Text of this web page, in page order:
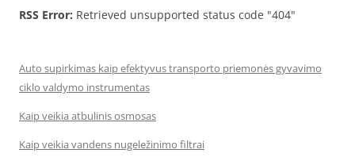
RSS Error: Retrieved unsupported status code "404"
Auto supirkimas kaip efektyvus transporto priemonės gyvavimo
ciklo valdymo instrumentas
Kaip veikia atbulinis osmosas
Kaip veikia vandens nugeležinimo filtrai